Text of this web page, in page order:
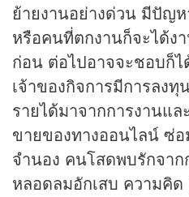
ย้ายงานอย่างด่วน มีปัญ
หรือคนที่ตกงานก็จะได้ง
ก่อน ต่อไปอาจจะชอบก็
เจ้าของกิจการมีการลง
รายได้มาจากการงานแ
ขายของทางออนไลน์ ซ่
จำนอง คนโสดพบรักจา
หลอดลมอักเสบ ความคิด